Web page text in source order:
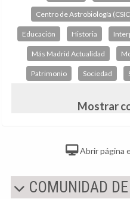
Centro de Astrobiología
Educación Historia
Más Madrid Actualidad
Patrimonio Sociedad
Mostrar
Abrir página
COMUNIDAD